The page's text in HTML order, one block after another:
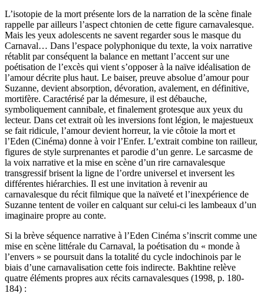
L’isotopie de la mort présente lors de la narration de la scène finale
rappelle par ailleurs l’aspect chtonien de cette figure carnavalesque.
Mais les yeux adolescents ne savent regarder sous le masque du
Carnaval… Dans l’espace polyphonique du texte, la voix narrative
rétablit par conséquent la balance en mettant l’accent sur une
poétisation de l’excès qui vient s’opposer à la naïve idéalisation de
l’amour décrite plus haut. Le baiser, preuve absolue d’amour pour
Suzanne, devient absorption, dévoration, avalement, en définitive,
mortifère. Caractérisé par la démesure, il est débauche,
symboliquement cannibale, et finalement grotesque aux yeux du
lecteur. Dans cet extrait où les inversions font légion, le majestueux
se fait ridicule, l’amour devient horreur, la vie côtoie la mort et
l’Eden (Cinéma) donne à voir l’Enfer. L’extrait combine ton railleur,
figures de style surprenantes et parodie d’un genre. Le sarcasme de
la voix narrative et la mise en scène d’un rire carnavalesque
transgressif brisent la ligne de l’ordre universel et inversent les
différentes hiérarchies. Il est une invitation à revenir au
carnavalesque du récit filmique que la naïveté et l’inexpérience de
Suzanne tentent de voiler en calquant sur celui-ci les lambeaux d’un
imaginaire propre au conte.
Si la brève séquence narrative à l’Eden Cinéma s’inscrit comme une
mise en scène littérale du Carnaval, la poétisation du « monde à
l’envers » se poursuit dans la totalité du cycle indochinois par le
biais d’une carnavalisation cette fois indirecte. Bakhtine relève
quatre éléments propres aux récits carnavalesques (1998, p. 180-
184) :